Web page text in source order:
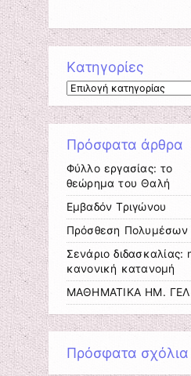
Kατηγορίες
Kατηγορίες
Πρόσφατα άρθρα
Φύλλο εργασίας: το
θεώρημα του Θαλή
Εμβαδόν Τριγώνου
Πρόσθεση Πολυμέσων
Σενάριο διδασκαλίας:
κανονική κατανομή
ΜΑΘΗΜΑΤΙΚΑ ΗΜ. ΓΕΛ
Πρόσφατα σχόλια